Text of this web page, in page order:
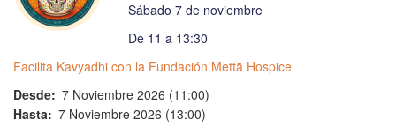
Sábado 7 de noviembre
De 11 a 13:30
Facilita Kavyadhi con la Fundación Mettā Hospice
Desde 7 Noviembre 2026 (11:00)
Hasta 7 Noviembre 2026 (13:00)